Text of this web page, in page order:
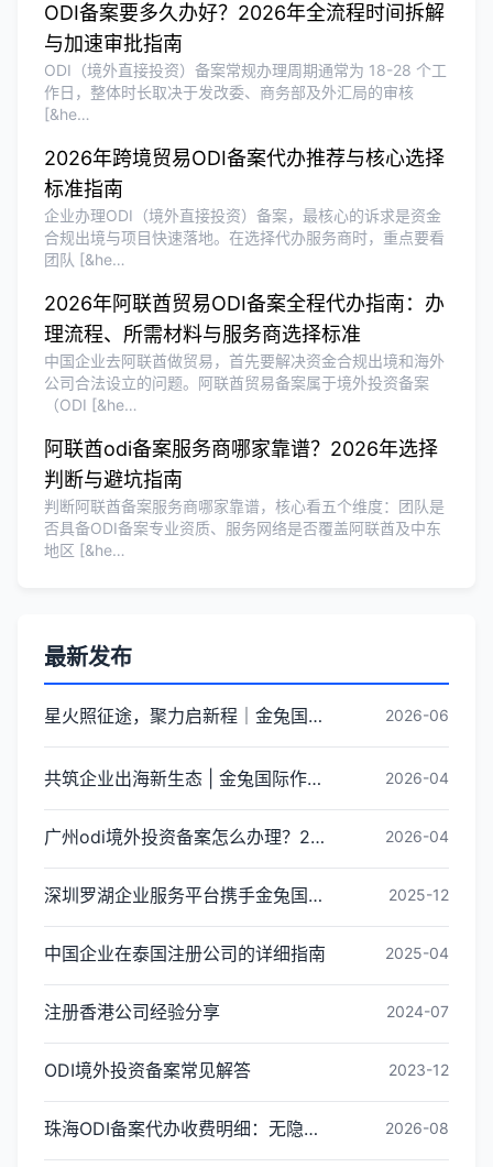
ODI备案要多久办好？2026年全流程时间拆解
与加速审批指南
ODI（境外直接投资）备案常规办理周期通常为 18-28 个工
作日，整体时长取决于发改委、商务部及外汇局的审核
[&he…
2026年跨境贸易ODI备案代办推荐与核心选择
标准指南
企业办理ODI（境外直接投资）备案，最核心的诉求是资金
合规出境与项目快速落地。在选择代办服务商时，重点要看
团队 [&he…
2026年阿联酋贸易ODI备案全程代办指南：办
理流程、所需材料与服务商选择标准
中国企业去阿联酋做贸易，首先要解决资金合规出境和海外
公司合法设立的问题。阿联酋贸易备案属于境外投资备案
（ODI [&he…
阿联酋odi备案服务商哪家靠谱？2026年选择
判断与避坑指南
判断阿联酋备案服务商哪家靠谱，核心看五个维度：团队是
否具备ODI备案专业资质、服务网络是否覆盖阿联酋及中东
地区 [&he…
最新发布
星火照征途，聚力启新程｜金兔国际井冈山红色研学团建圆满收官 2026-06
共筑企业出海新生态 | 金兔国际作为代表单位亮相宝安区出海服务中心揭牌仪式 2026-04
广州odi境外投资备案怎么办理？2026年最新流程详解 2026-04
深圳罗湖企业服务平台携手金兔国际ODI备案专家,共建跨境出海全链条服务新生态 2025-12
中国企业在泰国注册公司的详细指南 2025-04
注册香港公司经验分享 2024-07
ODI境外投资备案常见解答 2023-12
珠海ODI备案代办收费明细：无隐形消费更透明 2026-08